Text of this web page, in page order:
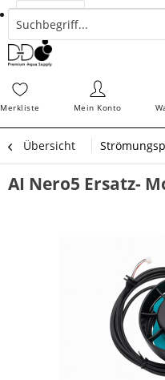
Suchen
Merkliste Mein Konto
Bestellungen
Übersicht
AI Nero5 Ersatz-